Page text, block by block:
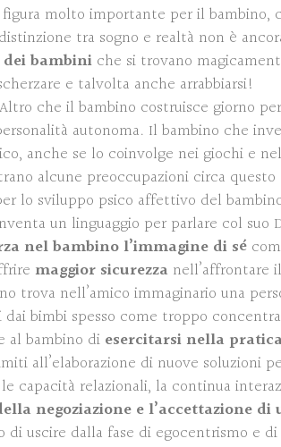
molto importante per il bambino,
tra sogno e realtà non è
bambini che si trovano
e talvolta anche arrabbiarsi!
che il bambino costruisce giorno
autonoma. Il bambino che
anche se lo coinvolge nei giochi e
alcune preoccupazioni circa questo
lo sviluppo psico affettivo del
un linguaggio per parlare col suo
nel bambino l’immagine di sé
maggior sicurezza nell’affrontare
trova nell’amico immaginario una
bimbi spesso come troppo
al bambino di esercitarsi nella
all’elaborazione di nuove soluzioni
capacità relazionali, la continua
negoziazione e l’accettazione
di uscire dalla fase di egocentrismo e